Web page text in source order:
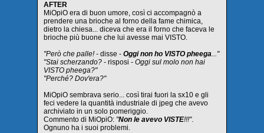
AFTER
MiOpiO era di buon umore, così ci accompagnò a
prendere una brioche al forno della fame chimica,
dietro la chiesa... diceva che era il forno che faceva le
brioche più buone che lui avesse mai VISTO.
"Però che palle! - disse - Oggi non ho VISTO pheega..."
"Stai scherzando? - risposi - Oggi sul molo non hai
VISTO pheega?"
"Perché? Dov'era?"
MiOpiO sembrava serio... così tirai fuori la sx10 e gli
feci vedere la quantità industriale di jpeg che avevo
archiviato in un solo pomeriggio.
Commento di MiOpiO: "Non le avevo VISTE!!!".
Ognuno ha i suoi problemi.